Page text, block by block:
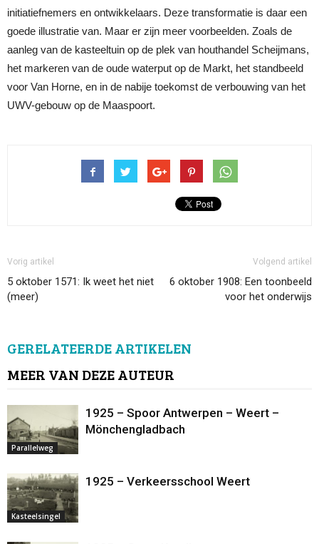
initiatiefnemers en ontwikkelaars. Deze transformatie is daar een
goede illustratie van. Maar er zijn meer voorbeelden. Zoals de
aanleg van de kasteeltuin op de plek van houthandel Scheijmans,
het markeren van de oude waterput op de Markt, het standbeeld
voor Van Horne, en in de nabije toekomst de verbouwing van het
UWV-gebouw op de Maaspoort.
Vorig artikel
5 oktober 1571: Ik weet het niet
(meer)
Volgend artikel
6 oktober 1908: Een toonbeeld
voor het onderwijs
GERELATEERDE ARTIKELEN
MEER VAN DEZE AUTEUR
Parallelweg
1925 – Spoor Antwerpen – Weert –
Mönchengladbach
Kasteelsingel
1925 – Verkeersschool Weert